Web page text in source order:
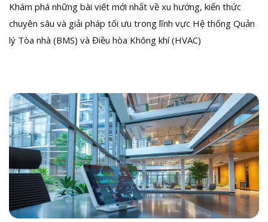
Khám phá những bài viết mới nhất về xu hướng, kiến thức
chuyên sâu và giải pháp tối ưu trong lĩnh vực Hệ thống Quản
lý Tòa nhà (BMS) và Điều hòa Không khí (HVAC)